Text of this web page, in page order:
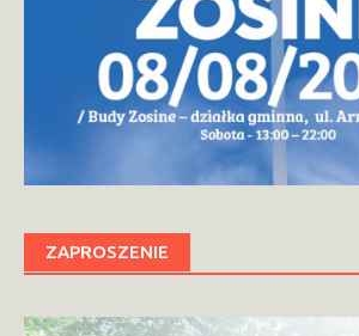
ZAPROSZENIE